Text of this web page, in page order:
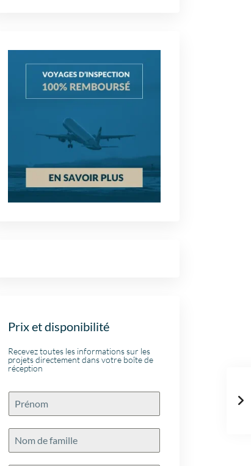
Prix et disponibilité
Recevez toutes les informations sur les
projets directement dans votre boîte de
réception